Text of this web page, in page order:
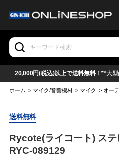
20,000円(税込)以上で送料無料！**大型
ホーム >マイク/音響機材 >マイク > オー
送料無料
Rycote(ライコート) ス
RYC-089129